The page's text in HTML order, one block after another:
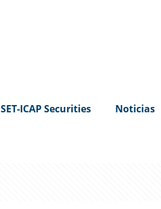
SET-ICAP Securities Noticias